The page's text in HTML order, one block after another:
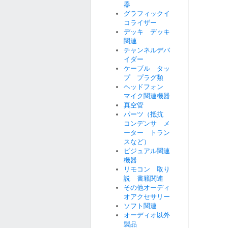
器
グラフィックイ
コライザー
デッキ デッキ
関連
チャンネルデバ
イダー
ケーブル タッ
プ プラグ類
ヘッドフォン
マイク関連機器
真空管
パーツ（抵抗
コンデンサ メ
ーター トラン
スなど）
ビジュアル関連
機器
リモコン 取り
説 書籍関連
その他オーディ
オアクセサリー
ソフト関連
オーディオ以外
製品